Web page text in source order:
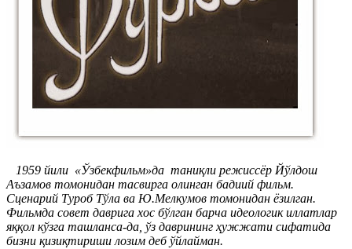
1959 йили «Ўзбекфильм»да таниқли режиссёр Йўлдош
Аъзамов томонидан тасвирга олинган бадиий фильм.
Сценарий Туроб Тўла ва Ю.Мелкумов томонидан ёзилган.
Фильмда совет даврига хос бўлган барча идеологик иллатлар
яққол кўзга ташланса-да, ўз даврининг ҳужжати сифатида
бизни қизиқтириши лозим деб ўйлайман.